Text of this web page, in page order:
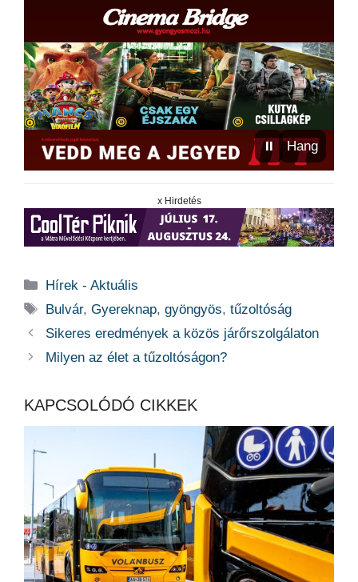
⏸ Hang
x Hirdetés
Kategória
Hírek - Aktuális
Címkék
Bulvár,Gyereknap,gyöngyös,tűzoltóság
Sikeres eredmények a közös járőrszolgálaton
Milyen az élet a tűzoltóságon?
KAPCSOLÓDÓ CIKKEK